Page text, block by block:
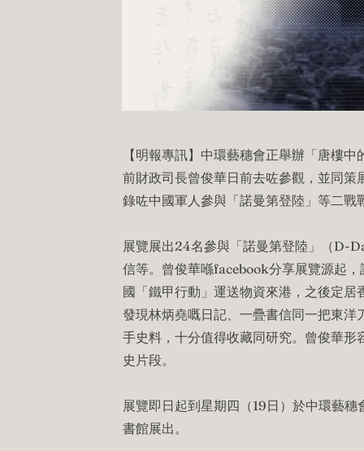
【明報專訊】中環藝穗會正舉辦「唐樓
前財政司長曾俊華日前去咗參觀，並同
錄咗中國軍人參與「諾曼第登陸」等二
展覽展出24名參與「諾曼第登陸」（D-
信等。曾俊華喺facebook分享展覽源起
國「鐵甲行動」運送物資來港，之後定
發現林炳堯嘅日記、一疊書信同一把東
手史料，十分值得收藏同研究。曾俊華
史片段。
展覽即日起到星期四（19日）於中環藝
書館展出。